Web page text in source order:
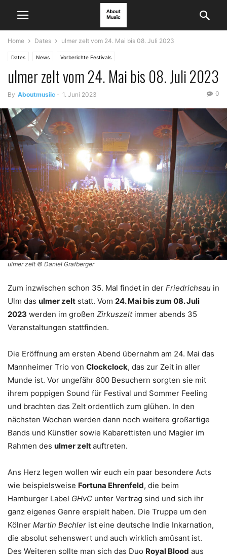
Home Dates ulmer zelt vom 24. Mai bis 08. Juli 2023
Dates News Vorberichte Festivals
ulmer zelt vom 24. Mai bis 08. Juli 2023
By Aboutmusiic - 1. Juni 2023 0
ulmer zelt © Daniel Grafberger
Zum inzwischen schon 35. Mal findet in der Friedrichsau in
Ulm das ulmer zelt statt. Vom 24. Mai bis zum 08. Juli
2023 werden im großen Zirkuszeltimmer abends 35
Veranstaltungen stattfinden.
Die Eröffnung am ersten Abend übernahm am 24. Mai das
Mannheimer Trio von Clockclock, das zur Zeit in aller
Munde ist. Vor ungefähr 800 Besuchern sorgten sie mit
ihrem poppigen Sound für Festival und Sommer Feeling
und brachten das Zelt ordentlich zum glühen. In den
nächsten Wochen werden dann noch weitere großartige
Bands und Künstler sowie Kabarettisten und Magier im
Rahmen des ulmer zeltauftreten.
Ans Herz legen wollen wir euch ein paar besondere Acts
wie beispielsweise Fortuna Ehrenfeld, die beim
Hamburger Label GHvC unter Vertrag sind und sich ihr
ganz eigenes Genre erspielt haben. Die Truppe um den
Kölner Martin Bechler ist eine deutsche Indie Inkarnation,
die absolut sehenswert und auch wirklich amüsant ist.
Des Weiteren sollte man sich das Duo Royal Blood aus